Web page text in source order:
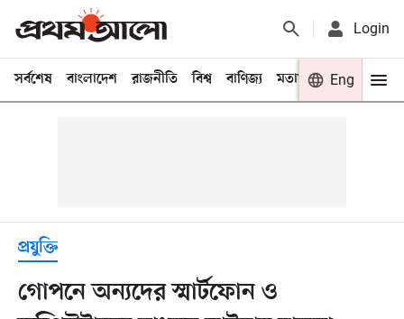
Login
সর্বশেষ বাংলাদেশ রাজনীতি বিশ্ব বাণিজ্য মতামত খেলা
Eng
প্রযুক্তি
গোপনে অন্যদের স্মার্টফোন ও